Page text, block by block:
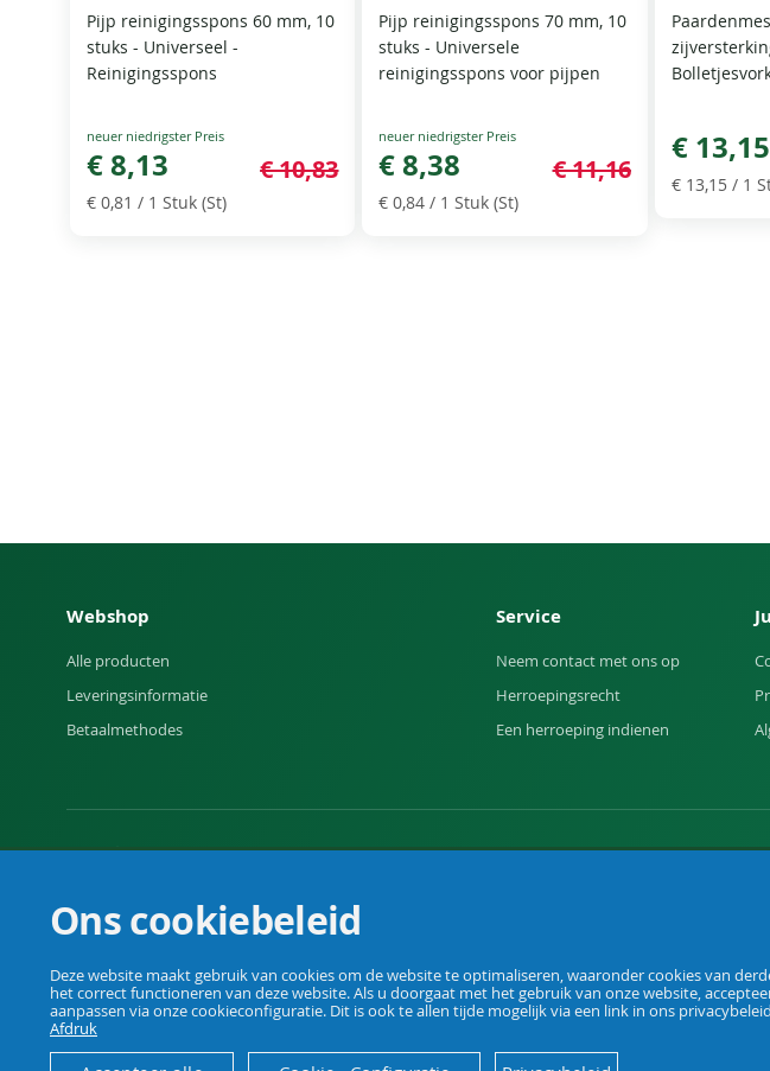
Pijp reinigingsspons 60 mm, 10
stuks - Universeel -
Reinigingsspons
Special
Price
€ 8,13 € 10,83
€ 0,81 / 1 Stuk (St)
Pijp reinigingsspons 70 mm, 10
stuks - Universele
reinigingsspons voor pijpen
Special
Price
€ 8,38 € 11,16
€ 0,84 / 1 Stuk (St)
€ 13,15
€ 13,15/ 1
Webshop
Alle producten
Leveringsinformatie
Betaalmethodes
Service
Neem contact met ons op
Herroepingsrecht
Een herroeping indienen
© Agrarking. Alle rechten voorbehouden.
Ons cookiebeleid
Deze website maakt gebruik van cookies om de website te optimaliseren, waaronder cookies van
het correct functioneren van deze website. Als u doorgaat met het gebruik van onze website,
aanpassen via onze cookieconfiguratie. Dit is ook te allen tijde mogelijk via een link in ons
Afdruk